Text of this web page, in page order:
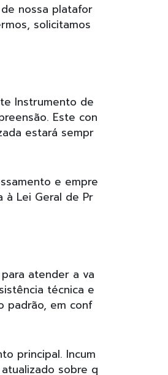
nossa platafor
solicitamos
Instrumento de
Este con
estará sempr
e empre
Lei Geral de Pr
atender a va
técnica e
padrão, em conf
principal. Incum
sobre q